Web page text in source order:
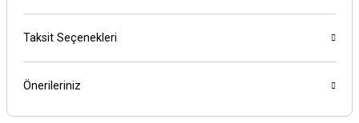
Taksit Seçenekleri
Önerileriniz